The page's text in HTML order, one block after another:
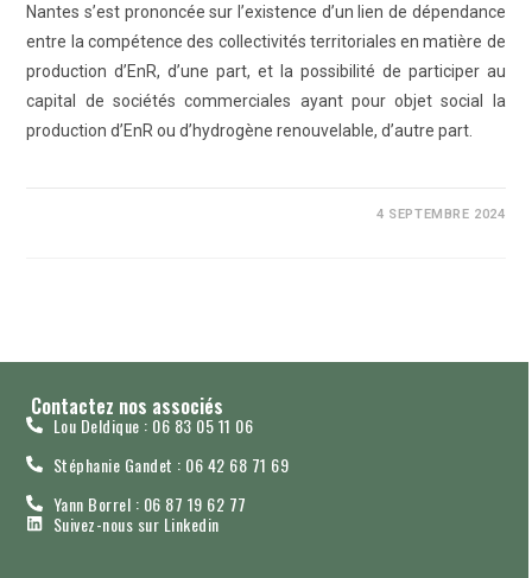
Nantes s’est prononcée sur l’existence d’un lien de dépendance
entre la compétence des collectivités territoriales en matière de
production d’EnR, d’une part, et la possibilité de participer au
capital de sociétés commerciales ayant pour objet social la
production d’EnR ou d’hydrogène renouvelable, d’autre part.
4 SEPTEMBRE 2024
Contactez nos associés
Lou Deldique : 06 83 05 11 06
Stéphanie Gandet : 06 42 68 71 69
Yann Borrel : 06 87 19 62 77
Suivez-nous sur Linkedin